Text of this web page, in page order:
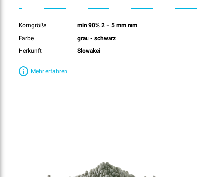
Korngröße
min 90% 2 – 5 mm mm
Farbe
grau - schwarz
Herkunft
Slowakei
Mehr erfahren